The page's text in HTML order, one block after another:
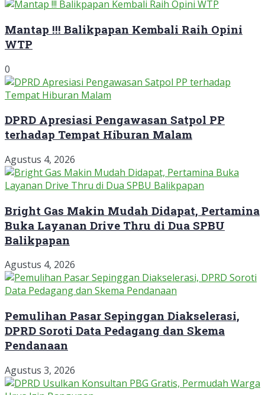
Mantap !!! Balikpapan Kembali Raih Opini
WTP
0
DPRD Apresiasi Pengawasan Satpol PP
terhadap Tempat Hiburan Malam
Agustus 4, 2026
Bright Gas Makin Mudah Didapat, Pertamina
Buka Layanan Drive Thru di Dua SPBU
Balikpapan
Agustus 4, 2026
Pemulihan Pasar Sepinggan Diakselerasi,
DPRD Soroti Data Pedagang dan Skema
Pendanaan
Agustus 3, 2026